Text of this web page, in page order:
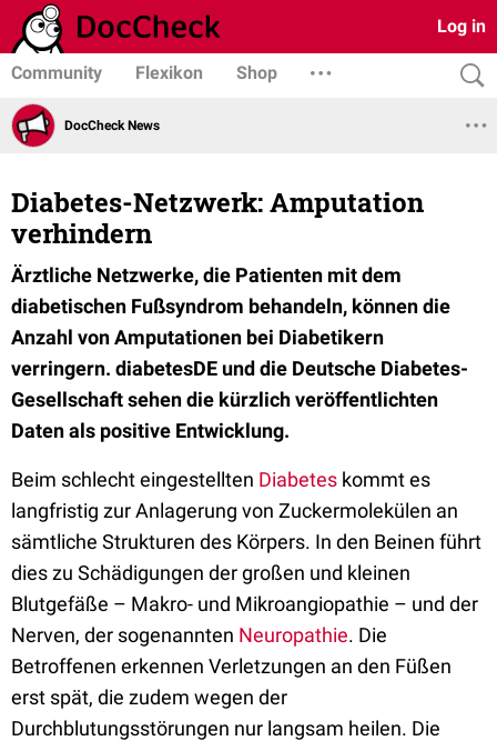
Log in
Community Flexikon Shop
DocCheck News
Diabetes-Netzwerk: Amputation
verhindern
Ärztliche Netzwerke, die Patienten mit dem
diabetischen Fußsyndrom behandeln, können die
Anzahl von Amputationen bei Diabetikern
verringern. diabetesDE und die Deutsche Diabetes-
Gesellschaft sehen die kürzlich veröffentlichten
Daten als positive Entwicklung.
Beim schlecht eingestellten Diabetes kommt es
langfristig zur Anlagerung von Zuckermolekülen an
sämtliche Strukturen des Körpers. In den Beinen führt
dies zu Schädigungen der großen und kleinen
Blutgefäße – Makro- und Mikroangiopathie – und der
Nerven, der sogenannten Neuropathie. Die
Betroffenen erkennen Verletzungen an den Füßen
erst spät, die zudem wegen der
Durchblutungsstörungen nur langsam heilen. Die